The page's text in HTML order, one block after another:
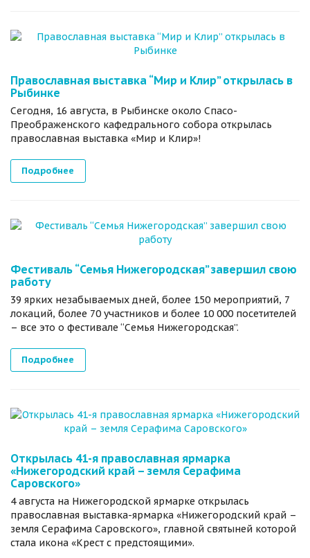
Православная выставка “Мир и Клир” открылась в
Рыбинке
Сегодня, 16 августа, в Рыбинске около Спасо-
Преображенского кафедрального собора открылась
православная выставка «Мир и Клир»!
Подробнее
Фестиваль “Семья Нижегородская” завершил свою
работу
39 ярких незабываемых дней, более 150 мероприятий, 7
локаций, более 70 участников и более 10 000 посетителей
– все это о фестивале “Семья Нижегородская”.
Подробнее
Открылась 41-я православная ярмарка
«Нижегородский край – земля Серафима
Саровского»
4 августа на Нижегородской ярмарке открылась
православная выставка-ярмарка «Нижегородский край –
земля Серафима Саровского», главной святыней которой
стала икона «Крест с предстоящими».